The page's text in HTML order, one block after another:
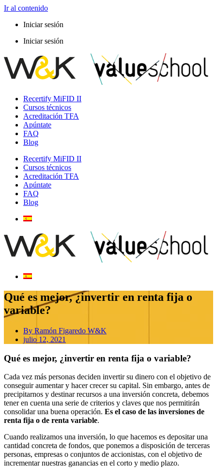
Ir al contenido
Iniciar sesión
Iniciar sesión
Recertify MiFID II
Cursos técnicos
Acreditación TFA
Apúntate
FAQ
Blog
Recertify MiFID II
Cursos técnicos
Acreditación TFA
Apúntate
FAQ
Blog
Qué es mejor, ¿invertir en renta fija o
variable?
By Ramón Figaredo W&K
julio 12, 2021
Qué es mejor, ¿invertir en renta fija o variable?
Cada vez más personas deciden invertir su dinero con el objetivo de
conseguir aumentar y hacer crecer su capital. Sin embargo, antes de
precipitarnos y destinar recursos a una inversión concreta, debemos
tener en cuenta una serie de criterios y claves que nos permitirán
consolidar una buena operación. Es el caso de las inversiones de
renta fija o de renta variable.
Cuando realizamos una inversión, lo que hacemos es depositar una
cantidad concreta de fondos, que ponemos a disposición de terceras
personas, empresas o conjuntos de accionistas, con el objetivo de
incrementar nuestras ganancias en el corto y medio plazo.